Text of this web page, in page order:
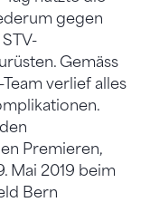
gegen
Gemäss
verlief alles
Premieren,
Mai 2019 beim
Bern